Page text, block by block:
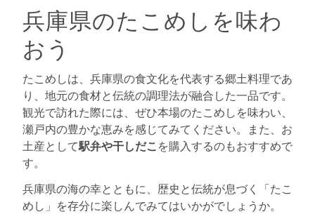
兵庫県のたこめしを味わ
おう
たこめしは、兵庫県の食文化を代表する郷土料理であ
り、地元の食材と伝統の調理法が融合した一品です。
観光で訪れた際には、ぜひ本場のたこめしを味わい、
瀬戸内の豊かな恵みを感じてみてください。また、お
土産として駅弁や干しだこを購入するのもおすすめで
す。
兵庫県の海の幸とともに、歴史と伝統が息づく「たこ
めし」を存分に楽しんでみてはいかがでしょうか。